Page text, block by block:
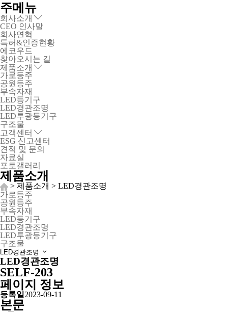
주메뉴
회사소개
CEO 인사말
회사연혁
특허&인증현황
에코우드
찾아오시는 길
제품소개
가로등주
공원등주
부속자재
LED등기구
LED경관조명
LED투광등기구
구조물
고객센터
ESG 신고센터
견적 및 문의
자료실
포토갤러리
제품소개
> 제품소개 > LED경관조명
가로등주
공원등주
부속자재
LED등기구
LED경관조명
LED투광등기구
구조물
LED경관조명
LED경관조명
SELF-203
페이지 정보
등록일 2023-09-11
본문